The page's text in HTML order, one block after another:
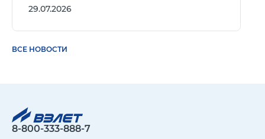
29.07.2026
ВСЕ НОВОСТИ
8-800-333-888-7